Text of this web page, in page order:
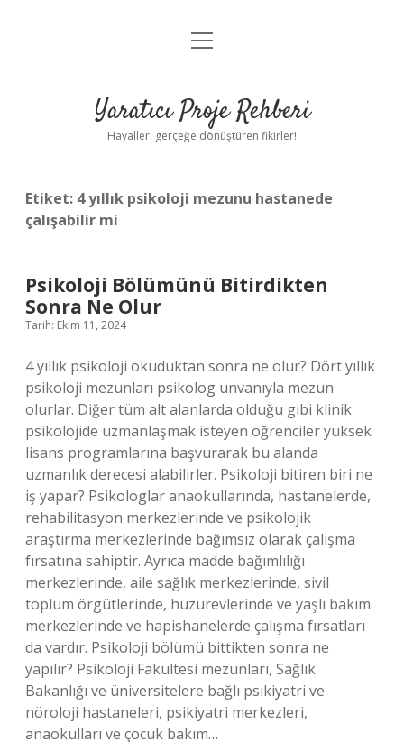
Anasayfa
Yasal Uyarı
menüyü
Yaratıcı Proje Rehberi
Hayalleri gerçeğe dönüştüren fikirler!
Etiket: 4 yıllık psikoloji mezunu hastanede
çalışabilir mi
Psikoloji Bölümünü Bitirdikten
Sonra Ne Olur
Tarih: Ekim 11, 2024
4 yıllık psikoloji okuduktan sonra ne olur? Dört yıllık
psikoloji mezunları psikolog unvanıyla mezun
olurlar. Diğer tüm alt alanlarda olduğu gibi klinik
psikolojide uzmanlaşmak isteyen öğrenciler yüksek
lisans programlarına başvurarak bu alanda
uzmanlık derecesi alabilirler. Psikoloji bitiren biri ne
iş yapar? Psikologlar anaokullarında, hastanelerde,
rehabilitasyon merkezlerinde ve psikolojik
araştırma merkezlerinde bağımsız olarak çalışma
fırsatına sahiptir. Ayrıca madde bağımlılığı
merkezlerinde, aile sağlık merkezlerinde, sivil
toplum örgütlerinde, huzurevlerinde ve yaşlı bakım
merkezlerinde ve hapishanelerde çalışma fırsatları
da vardır. Psikoloji bölümü bittikten sonra ne
yapılır? Psikoloji Fakültesi mezunları, Sağlık
Bakanlığı ve üniversitelere bağlı psikiyatri ve
nöroloji hastaneleri, psikiyatri merkezleri,
anaokulları ve çocuk bakım…